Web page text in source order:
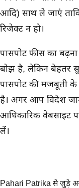
आदि) साथ ले जाएं
रिजेक्ट न हो।
पासपोर्ट फीस का
बोझ है, लेकिन बेहतर
पासपोर्ट की मजबूती
है। अगर आप विदेश
आधिकारिक वेबसाइट
लें।
Pahari Patrika से जुड़े